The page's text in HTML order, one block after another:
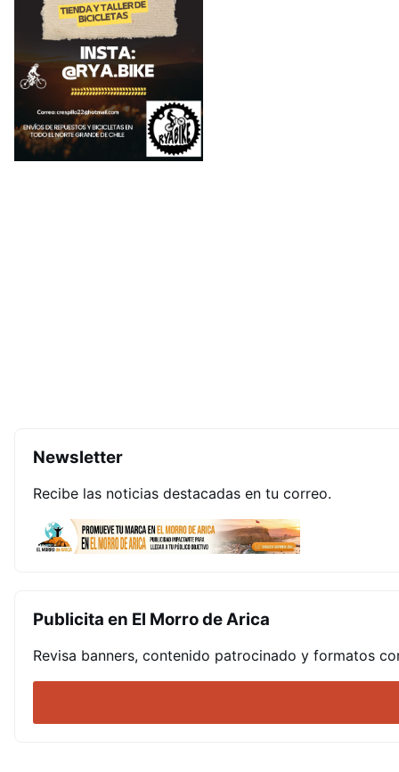
Newsletter
Recibe las noticias destacadas en tu correo.
Publicita en El Morro de Arica
Revisa banners, contenido patrocinado y formatos